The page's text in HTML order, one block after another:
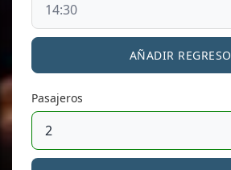
AÑADIR REGRESO
Pasajeros